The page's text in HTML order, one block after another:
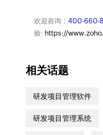
欢迎咨询： 400-660-
验: https://
相关话题
研发项目管理软件
研发项目管理系统